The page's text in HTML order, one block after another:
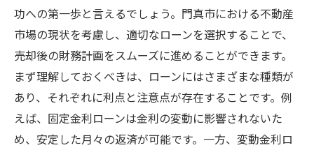
功への第一歩と言えるでしょう。門真市における不動産
市場の現状を考慮し、適切なローンを選択することで、
売却後の財務計画をスムーズに進めることができます。
まず理解しておくべきは、ローンにはさまざまな種類が
あり、それぞれに利点と注意点が存在することです。例
えば、固定金利ローンは金利の変動に影響されないた
め、安定した月々の返済が可能です。一方、変動金利ロ